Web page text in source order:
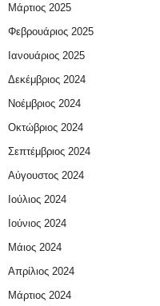
Μάρτιος 2025
Φεβρουάριος 2025
Ιανουάριος 2025
Δεκέμβριος 2024
Νοέμβριος 2024
Οκτώβριος 2024
Σεπτέμβριος 2024
Αύγουστος 2024
Ιούλιος 2024
Ιούνιος 2024
Μάιος 2024
Απρίλιος 2024
Μάρτιος 2024